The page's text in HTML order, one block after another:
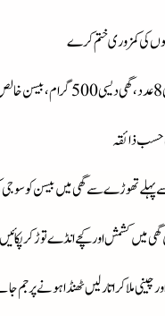
کی کمزوری ختم کرے
تھوڑے سے گھی میں بیسن کو
گھی میں کشمش اور کچے انڈے توڑ کر
چینی ملا کر اتار لیں ٹھنڈا ہونے پر جم